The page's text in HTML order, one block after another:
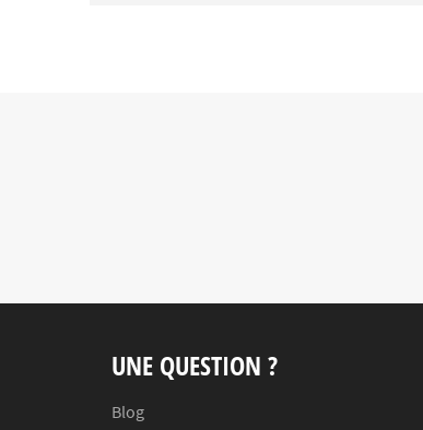
UNE QUESTION ?
Blog